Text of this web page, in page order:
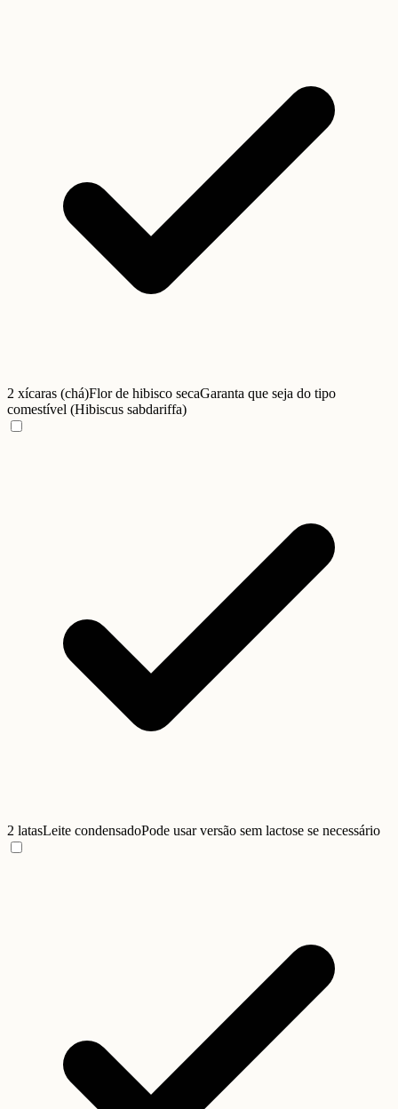
2 xícaras (chá)Flor de hibisco secaGaranta que seja do tipo
comestível (Hibiscus sabdariffa)
2 latasLeite condensadoPode usar versão sem lactose se necessário